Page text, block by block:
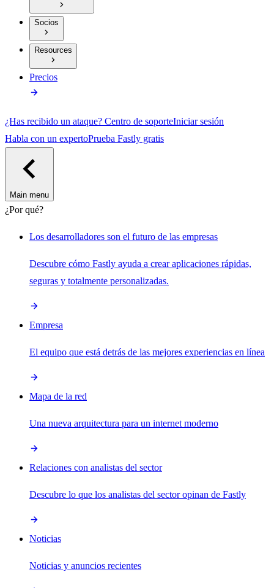
Socios
Resources
Precios
¿Has recibido un ataque? Centro de soporteIniciar sesión
Habla con un expertoPrueba Fastly gratis
Main menu
¿Por qué?
Los desarrolladores son el futuro de las empresas
Descubre cómo Fastly ayuda a crear aplicaciones rápidas,
seguras y totalmente personalizadas.
Empresa
El equipo que está detrás de las mejores experiencias en línea
Mapa de la red
Una nueva arquitectura para un internet moderno
Relaciones con analistas del sector
Descubre lo que los analistas del sector opinan de Fastly
Noticias
Noticias y anuncios recientes